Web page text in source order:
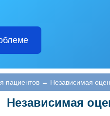
пациентов → Независимая
Независимая